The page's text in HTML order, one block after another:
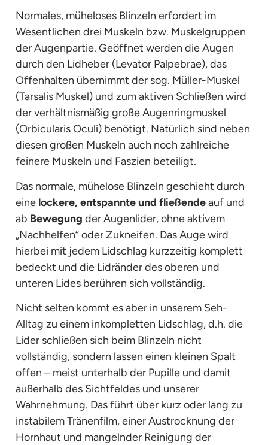
Normales, müheloses Blinzeln erfordert im
Wesentlichen drei Muskeln bzw. Muskelgruppen
der Augenpartie. Geöffnet werden die Augen
durch den Lidheber (Levator Palpebrae), das
Offenhalten übernimmt der sog. Müller-Muskel
(Tarsalis Muskel) und zum aktiven Schließen wird
der verhältnismäßig große Augenringmuskel
(Orbicularis Oculi) benötigt. Natürlich sind neben
diesen großen Muskeln auch noch zahlreiche
feinere Muskeln und Faszien beteiligt.
Das normale, mühelose Blinzeln geschieht durch
eine lockere, entspannte und fließendeauf und
ab Bewegung der Augenlider, ohne aktivem
„Nachhelfen“ oder Zukneifen. Das Auge wird
hierbei mit jedem Lidschlag kurzzeitig komplett
bedeckt und die Lidränder des oberen und
unteren Lides berühren sich vollständig.
Nicht selten kommt es aber in unserem Seh-
Alltag zu einem inkompletten Lidschlag, d.h. die
Lider schließen sich beim Blinzeln nicht
vollständig, sondern lassen einen kleinen Spalt
offen – meist unterhalb der Pupille und damit
außerhalb des Sichtfeldes und unserer
Wahrnehmung. Das führt über kurz oder lang zu
instabilem Tränenfilm, einer Austrocknung der
Hornhaut und mangelnder Reinigung der